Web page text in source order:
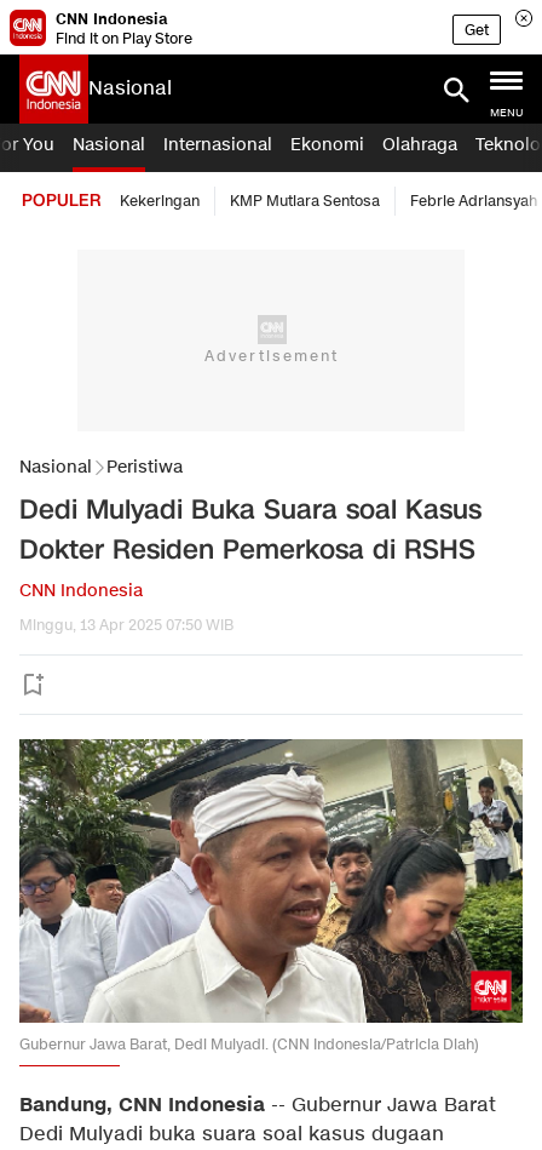
CNN Indonesia
Find it on Play Store
Get
Nasional
MENU
You Nasional Internasional Ekonomi Olahraga
POPULER Kekeringan KMP Mutiara Sentosa Febrie Adriansyah
Nasional Peristiwa
Dedi Mulyadi Buka Suara soal Kasus
Dokter Residen Pemerkosa di RSHS
CNN Indonesia
Minggu, 13 Apr 2025 07:50 WIB
Gubernur Jawa Barat, Dedi Mulyadi. (CNN Indonesia/Patricia Diah)
Bandung, CNN Indonesia -- Gubernur Jawa Barat
Dedi Mulyadi buka suara soal kasus dugaan